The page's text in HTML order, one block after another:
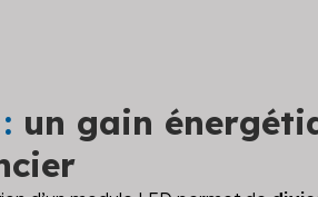
un gain